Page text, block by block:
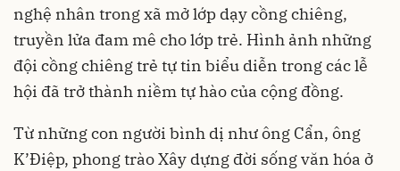
nghệ nhân trong xã mở lớp dạy cồng chiêng,
truyền lửa đam mê cho lớp trẻ. Hình ảnh những
đội cồng chiêng trẻ tự tin biểu diễn trong các lễ
hội đã trở thành niềm tự hào của cộng đồng.
Từ những con người bình dị như ông Cẩn, ông
K’Điệp, phong trào Xây dựng đời sống văn hóa ở